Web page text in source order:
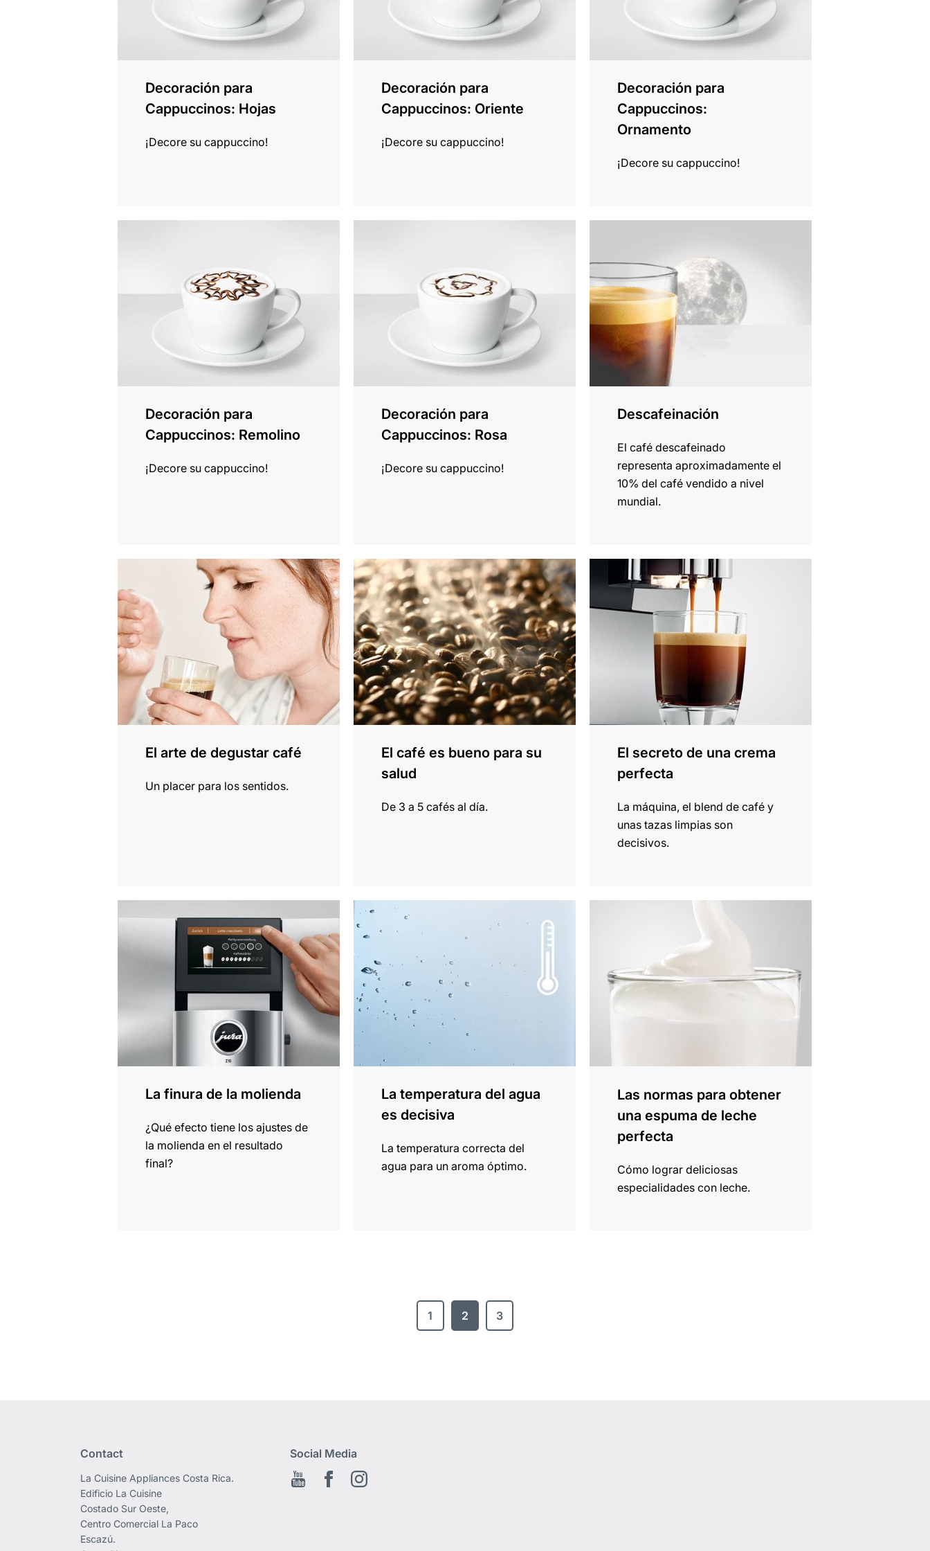
Decoración para
Cappuccinos: Hojas
¡Decore su cappuccino!
Decoración para
Cappuccinos: Oriente
¡Decore su cappuccino!
Decoración para
Cappuccinos:
Ornamento
¡Decore su cappuccino!
Decoración para
Cappuccinos: Remolino
¡Decore su cappuccino!
Decoración para
Cappuccinos: Rosa
¡Decore su cappuccino!
Descafeinación
El café descafeinado
representa aproximadamente el
10% del café vendido a nivel
mundial.
El arte de degustar café
Un placer para los sentidos.
El café es bueno para su
salud
De 3 a 5 cafés al día.
indicar
El secreto de una crema
perfecta
La máquina, el blend de café y
unas tazas limpias son
decisivos.
La finura de la molienda
¿Qué efecto tiene los ajustes de
la molienda en el resultado
final?
La temperatura del agua
es decisiva
La temperatura correcta del
agua para un aroma óptimo.
indicar
Las normas para obtener
una espuma de leche
perfecta
Cómo lograr deliciosas
especialidades con leche.
1 2 3
Contact
La Cuisine Appliances Costa Rica.
Edificio La Cuisine
Costado Sur Oeste,
Centro Comercial La Paco
Escazú.
Social Media
Youtube Facebook